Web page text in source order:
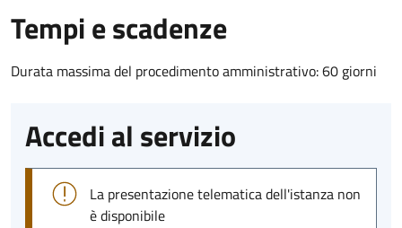
Tempi e scadenze
Durata massima del procedimento amministrativo: 60 giorni
Accedi al servizio
La presentazione telematica dell'istanza non
è disponibile